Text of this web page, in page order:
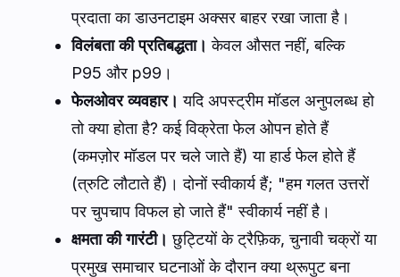
प्रदाता का डाउनटाइम अक्सर बाहर रखा जाता है।
विलंबता की प्रतिबद्धता। केवल औसत नहीं, बल्कि
P95 और p99।
फेलओवर व्यवहार। यदि अपस्ट्रीम मॉडल अनुपलब्ध हो
तो क्या होता है? कई विक्रेता फेल ओपन होते हैं
(कमज़ोर मॉडल पर चले जाते हैं) या हार्ड फेल होते हैं
(त्रुटि लौटाते हैं)। दोनों स्वीकार्य हैं; "हम गलत उत्तरों
पर चुपचाप विफल हो जाते हैं" स्वीकार्य नहीं है।
क्षमता की गारंटी। छुट्टियों के ट्रैफ़िक, चुनावी चक्रों या
प्रमुख समाचार घटनाओं के दौरान क्या थ्रूपुट बना